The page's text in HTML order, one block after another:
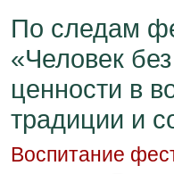
По следам
«Человек
ценности в
традиции и
Воспитание